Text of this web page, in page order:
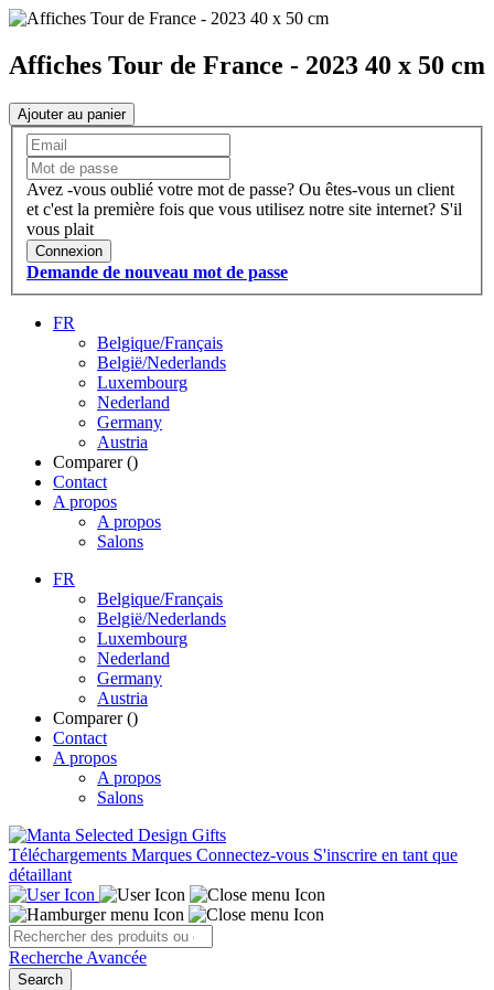
Affiches Tour de France - 2023 40 x 50 cm
Ajouter au panier
Avez -vous oublié votre mot de passe? Ou êtes-vous un client
et c'est la première fois que vous utilisez notre site internet? S'il
vous plait
Connexion
Demande de nouveau mot de passe
FR
Belgique/Français
België/Nederlands
Luxembourg
Nederland
Germany
Austria
Comparer ()
Contact
A propos
A propos
Salons
FR
Belgique/Français
België/Nederlands
Luxembourg
Nederland
Germany
Austria
Comparer ()
Contact
A propos
A propos
Salons
Téléchargements Marques Connectez-vous S'inscrire en tant que
détaillant
Recherche Avancée
Search